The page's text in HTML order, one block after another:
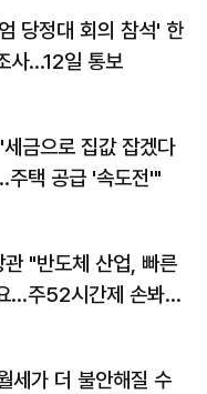
당정대 회의 참석' 한
사...12일 통보
금으로 집값 잡겠다
주택 공급 '속도전'"
관 "반도체 산업, 빠른
…주52시간제 손봐
세가 더 불안해질 수